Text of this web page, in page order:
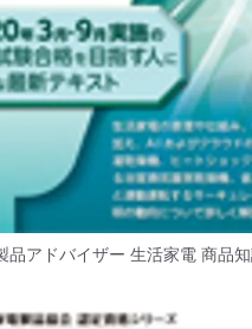
品アドバイザー 生活家電 商品